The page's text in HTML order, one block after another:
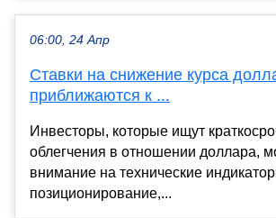
06:00, 24 Апр
Ставки на снижение курса
приближаются к ...
Инвесторы, которые ищут
облегчения в отношении доллара,
внимание на технические
позиционирование,...